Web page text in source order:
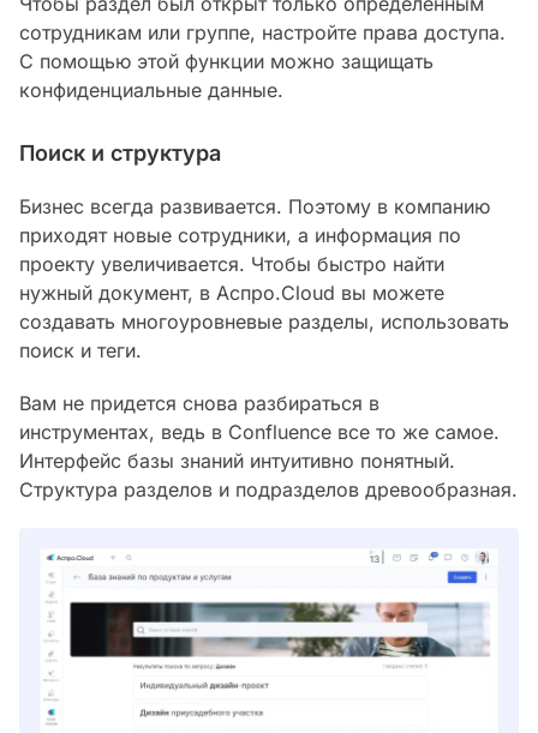
сотрудникам или группе, настройте права доступа.
С помощью этой функции можно защищать
конфиденциальные данные.
Поиск и структура
Бизнес всегда развивается. Поэтому в компанию
приходят новые сотрудники, а информация по
проекту увеличивается. Чтобы быстро найти
нужный документ, в Аспро.Cloud вы можете
создавать многоуровневые разделы, использовать
поиск и теги.
Вам не придется снова разбираться в
инструментах, ведь в Confluence все то же самое.
Интерфейс базы знаний интуитивно понятный.
Структура разделов и подразделов древообразная.